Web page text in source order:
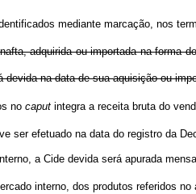
mediante marcação, nos
adquirida ou importada na forma
na data de sua aquisição ou
no caput integra a receita bruta do
ser efetuado na data do registro da
a Cide devida será apurada
interno, dos produtos referidos no